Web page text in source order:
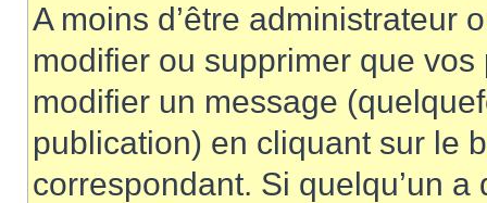
A moins d’être administrateur
modifier ou supprimer que
modifier un message
publication) en cliquant sur le
correspondant. Si quelqu’un